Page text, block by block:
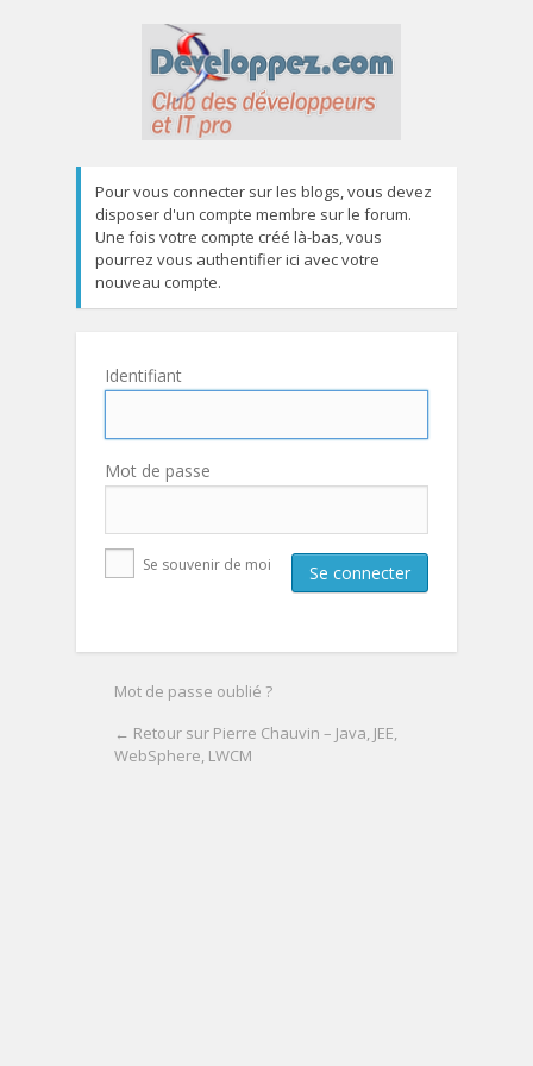
Pour vous connecter sur les blogs, vous devez
disposer d'un compte membre sur le forum.
Une fois votre compte créé là-bas, vous
pourrez vous authentifier ici avec votre
nouveau compte.
Identifiant
Mot de passe
Se souvenir de moi
Mot de passe oublié ?
← Retour sur Pierre Chauvin – Java, JEE,
WebSphere, LWCM